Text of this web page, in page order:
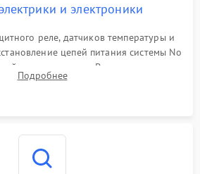
и электроники
реле, датчиков температуры и
цепей питания системы No
и вентилятор. Ремонт или замена
при сбоях алгоритмов.
Подробнее